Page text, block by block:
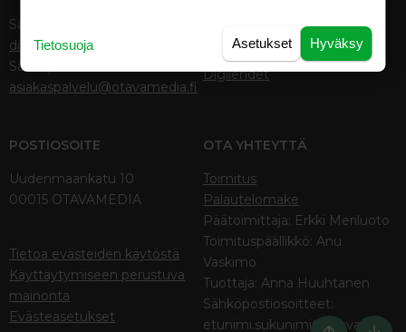
Sähköposti (digi)
digi@otavamedia.fi
Sähköposti
asiakaspalvelu@otavamedia.fi
Verkkopalvelut
Digilehdet
POSTIOSOITE
Uudenmaankatu 10
00015 OTAVAMEDIA
Tietoa evästeiden käytöstä
Käyttäytymiseen perustuva
mainonta
Evästeasetukset
OTA YHTEYTTÄ
Toimitus
Palautelomake
Päätoimittaja: Erkki Meriluoto
Toimituspäällikkö: Anu
Vaskimo
Tuottaja: Anna Huuhtanen
Sähköpostiosoitteet:
etunimi.sukunimi@otava.fi
Hyväksy
Asetukset
Tietosuoja